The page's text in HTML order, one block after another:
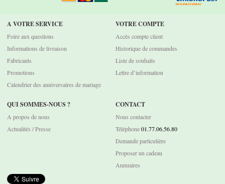
A VOTRE SERVICE
Foire aux questions
Informations de livraison
Fabricants
Promotions
Calendrier des anniversaires de mariage
VOTRE COMPTE
Accès compte client
Historique de commandes
Liste de souhaits
Lettre d’information
QUI SOMMES-NOUS ?
A propos de nous
Actualités / Presse
CONTACT
Nous contacter
Téléphone01.77.06.56.80
Demande particulière
Proposer un cadeau
Annuaires